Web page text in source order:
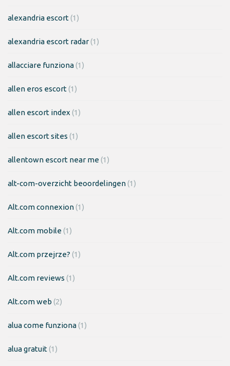
alexandria escort(1)
alexandria escort radar(1)
allacciare funziona(1)
allen eros escort(1)
allen escort index (1)
allen escort sites (1)
allentown escort near me(1)
alt-com-overzicht beoordelingen(1)
Alt.com connexion(1)
Alt.com mobile(1)
Alt.com przejrze? (1)
Alt.com reviews (1)
Alt.com web (2)
alua come funziona(1)
alua gratuit(1)